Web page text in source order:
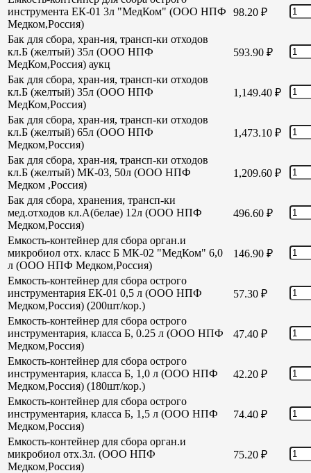
инструмента ЕК-01 3л "МедКом" (ООО НПФ
Медком,Россия)
98.20 ₽
Бак для сбора, хран-ия, трансп-ки отходов
кл.Б (желтый) 35л (ООО НПФ
МедКом,Россия) аукц
593.90 ₽
Бак для сбора, хран-ия, трансп-ки отходов
кл.Б (желтый) 35л (ООО НПФ
МедКом,Россия)
1,149.40 ₽
Бак для сбора, хран-ия, трансп-ки отходов
кл.Б (желтый) 65л (ООО НПФ
Медком,Россия)
1,473.10 ₽
Бак для сбора, хран-ия, трансп-ки отходов
кл.Б (желтый) МК-03, 50л (ООО НПФ
Медком ,Россия)
1,209.60 ₽
Бак для сбора, хранения, трансп-ки
мед.отходов кл.А(белае) 12л (ООО НПФ
Медком,Россия)
496.60 ₽
Емкость-контейнер для сбора орган.и
микробиол отх. класс Б МК-02 "МедКом" 6,0
л (ООО НПФ Медком,Россия)
146.90 ₽
Емкость-контейнер для сбора острого
инструментария ЕК-01 0,5 л (ООО НПФ
Медком,Россия) (200шт/кор.)
57.30 ₽
Емкость-контейнер для сбора острого
инструментария, класса Б, 0.25 л (ООО НПФ
Медком,Россия)
47.40 ₽
Емкость-контейнер для сбора острого
инструментария, класса Б, 1,0 л (ООО НПФ
Медком,Россия) (180шт/кор.)
42.20 ₽
Емкость-контейнер для сбора острого
инструментария, класса Б, 1,5 л (ООО НПФ
Медком,Россия)
74.40 ₽
Емкость-контейнер для сбора орган.и
микробиол отх.3л. (ООО НПФ
Медком,Россия)
75.20 ₽